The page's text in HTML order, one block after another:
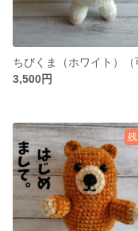
3,500円